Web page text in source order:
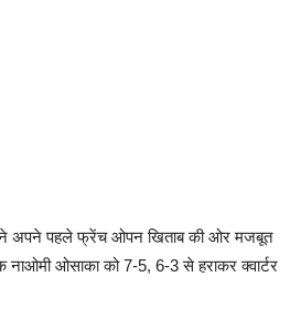
ने अपने पहले फ्रेंच ओपन खिताब की ओर मजबूत
नाओमी ओसाका को 7-5, 6-3 से हराकर क्वार्टर